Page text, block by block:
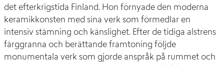
det efterkrigstida Finland. Hon förnyade den moderna
keramikkonsten med sina verk som förmedlar en
intensiv stämning och känslighet. Efter de tidiga alstrens
färggranna och berättande framtoning följde
monumentala verk som gjorde anspråk på rummet och